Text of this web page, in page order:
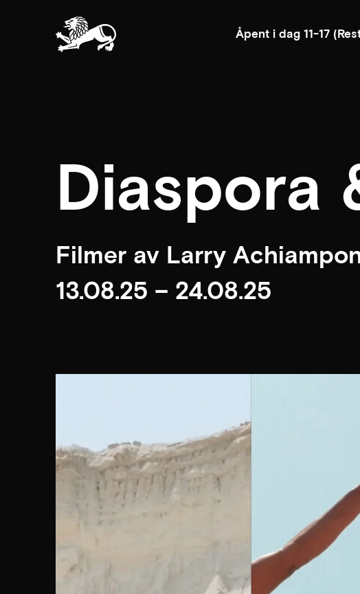
Åpent i dag 11-17
Diaspora
Filmer av Larry
13.08.25 – 24.08.25